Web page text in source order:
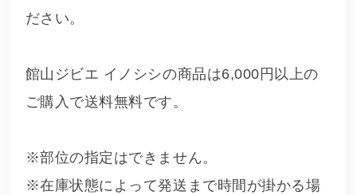
ださい。
館山ジビエ イノシシの商品は6,000円以上の
ご購入で送料無料です。
※部位の指定はできません。
※在庫状態によって発送まで時間が掛かる場